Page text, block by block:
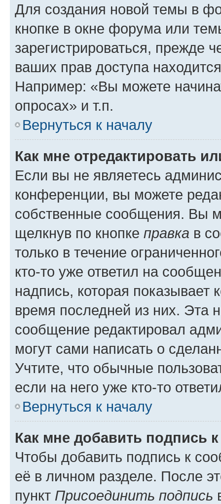
Для создания новой темы в
кнопке в окне форума или
зарегистрироваться, прежде
ваших прав доступа
Например: «Вы можете
опросах» и т.п.
Вернуться к началу
Как мне отредактировать
Если вы не являетесь
конференции, вы можете
собственные сообщения. Вы
щелкнув по кнопке правка в
только в течение
кто-то уже ответил на
надпись, которая показывает
время последней из них. Эта
сообщение редактировал
могут сами написать о
Учтите, что обычные
если на него уже кто-то
Вернуться к началу
Как мне добавить подпись
Чтобы добавить подпись к
её в личном разделе. После
пункт Присоединить подпись